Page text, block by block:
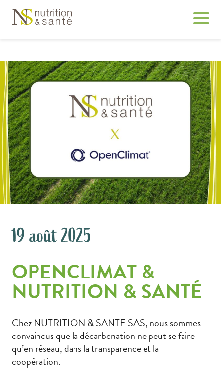
19 août 2025
OPENCLIMAT &
NUTRITION & SANTÉ
Chez NUTRITION & SANTE SAS, nous sommes
convaincus que la décarbonation ne peut se faire
qu’en réseau, dans la transparence et la
coopération.